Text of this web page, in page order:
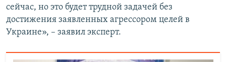
сейчас, но это будет трудной задачей без
достижения заявленных агрессором целей в
Украине», – заявил эксперт.